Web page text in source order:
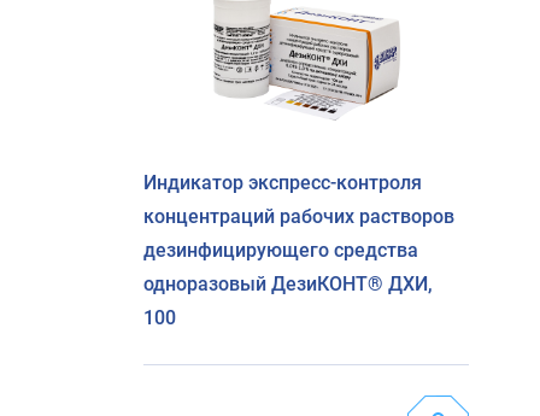
Индикатор экспресс-контроля
концентраций рабочих растворов
дезинфицирующего средства
одноразовый ДезиКОНТ® ДХИ,
100